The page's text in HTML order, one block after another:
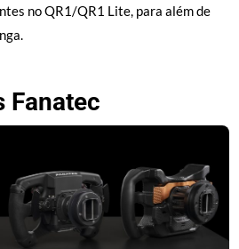
no QR1/QR1 Lite, para além de
Fanatec